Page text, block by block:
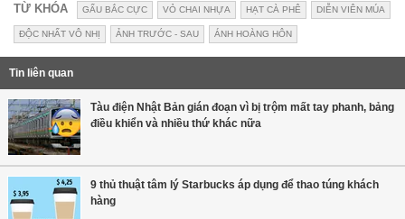
TỪ KHÓA GẤU BẮC CỰC VỎ CHAI NHỰA HẠT CÀ PHÊ DIỄN VIÊN MÚA
ĐỘC NHẤT VÔ NHỊ ẢNH TRƯỚC - SAU ÁNH HOÀNG HÔN
Tin liên quan
Tàu điện Nhật Bản gián đoạn vì bị trộm mất tay phanh, bảng
điều khiển và nhiều thứ khác nữa
9 thủ thuật tâm lý Starbucks áp dụng để thao túng khách
hàng